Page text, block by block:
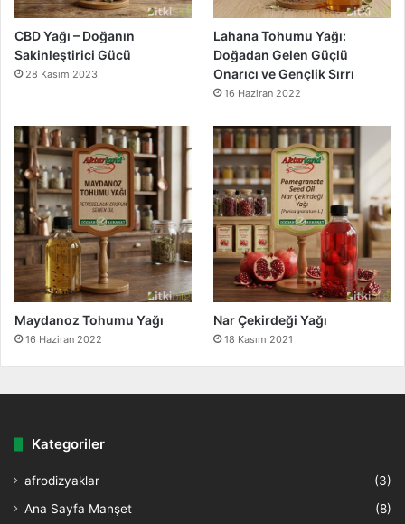
CBD Yağı – Doğanın
Sakinleştirici Gücü
28 Kasım 2023
Lahana Tohumu Yağı:
Doğadan Gelen Güçlü
Onarıcı ve Gençlik Sırrı
16 Haziran 2022
Maydanoz Tohumu Yağı
16 Haziran 2022
Nar Çekirdeği Yağı
18 Kasım 2021
Kategoriler
afrodizyaklar
(3)
Ana Sayfa Manşet
(8)